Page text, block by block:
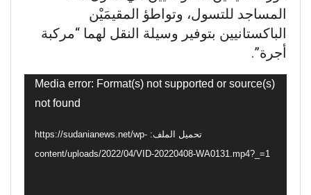
المساجد للتسول، وتواطؤ المقيمَيْن
الباكستانيين بتوفير وسيلة النقل لهما “مركبة
أجرة”.
مشغل
Media error: Format(s) not supported or source(s)
not found
تحميل الملف: https://sudanianews.net/wp-
content/uploads/2022/04/VID-20220408-WA0131.mp4?_=1